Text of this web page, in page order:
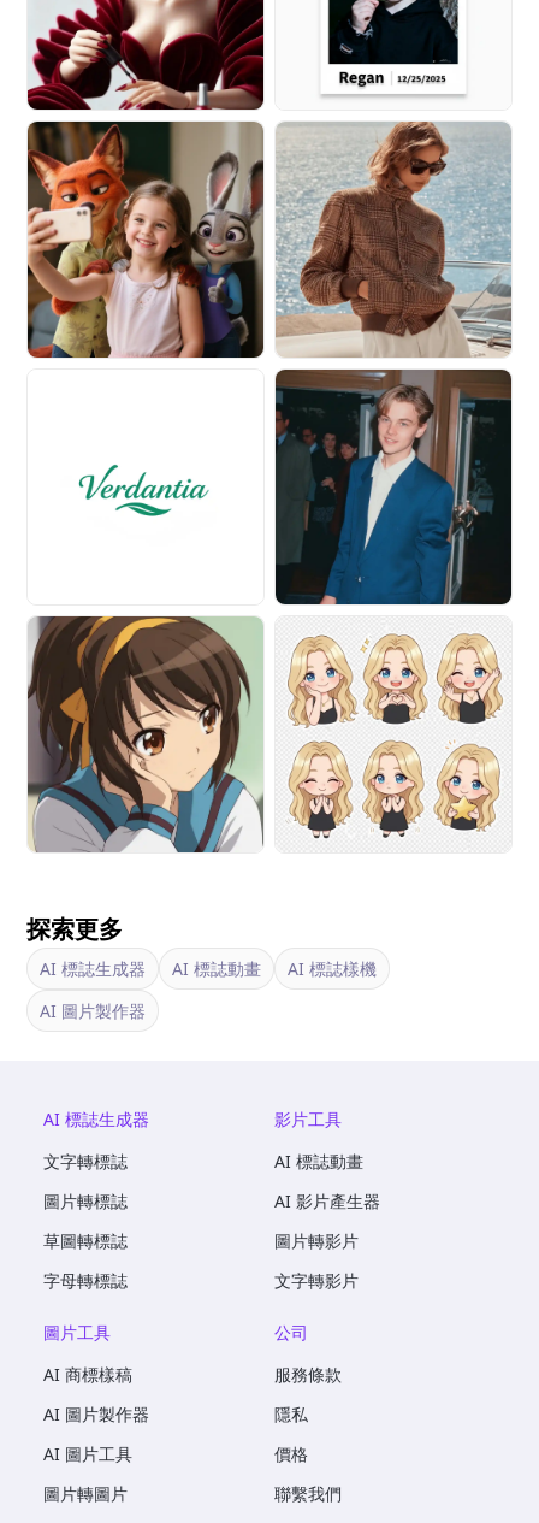
探索更多
AI 標誌生成器 AI 標誌動畫
AI 標誌樣機
AI 圖片製作器
AI 標誌生成器
文字轉標誌
圖片轉標誌
草圖轉標誌
字母轉標誌
影片工具
AI 標誌動畫
AI 影片產生器
圖片轉影片
文字轉影片
圖片工具
AI 商標樣稿
AI 圖片製作器
AI 圖片工具
圖片轉圖片
公司
服務條款
隱私
價格
聯繫我們